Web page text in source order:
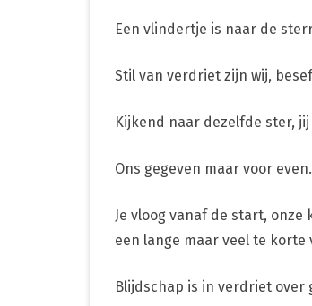
Een vlindertje is naar de
Stil van verdriet zijn wij,
Kijkend naar dezelfde ster,
Ons gegeven maar voor
Je vloog vanaf de start, onze
een lange maar veel te
Blijdschap is in verdriet over